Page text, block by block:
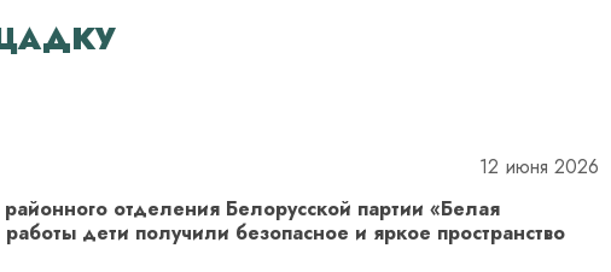
12 июня 2026
отделения Белорусской партии «Белая
дети получили безопасное и яркое пространство